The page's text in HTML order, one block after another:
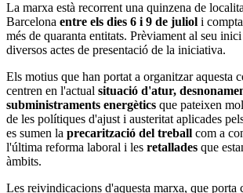
La marxa està recorrent una quinzena de
Barcelona entre els dies 6 i 9 de juliol i
més de quaranta entitats. Prèviament al seu
diversos actes de presentació de la iniciativa.
Els motius que han portat a organitzar aquesta
centren en l'actual situació d'atur,
subministraments energètics que pateixen
de les polítiques d'ajust i austeritat aplicades
es sumen la precarització del treball com a
l'última reforma laboral i les retallades que
àmbits.
Les reivindicacions d'aquesta marxa, que porta